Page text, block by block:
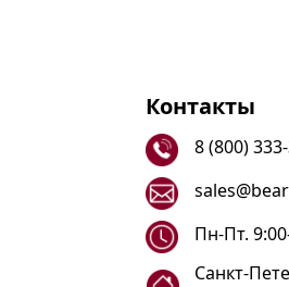
Контакты
8 (800)
Санкт-
Пн-Пт.